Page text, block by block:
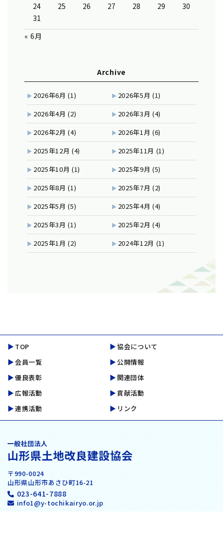
24
25 26 27 28 29
30
31
« 6月
Archive
2026年6月(1) 2026年5月 (1)
2026年4月(2) 2026年3月 (4)
2026年2月(4) 2026年1月 (6)
2025年12月 (4) 2025年11月 (1)
2025年10月 (1) 2025年9月 (5)
2025年8月(1) 2025年7月 (2)
2025年5月(5) 2025年4月 (4)
2025年3月(1) 2025年2月 (4)
2025年1月(2) 2024年12月 (1)
TOP
協会について
会員一覧
公開情報
優良表彰
関連団体
広報活動
貢献活動
連携活動
リンク
〒990-0024
山形県山形市あさひ町16-21
023-641-7888
info1@y-tochikairyo.or.jp